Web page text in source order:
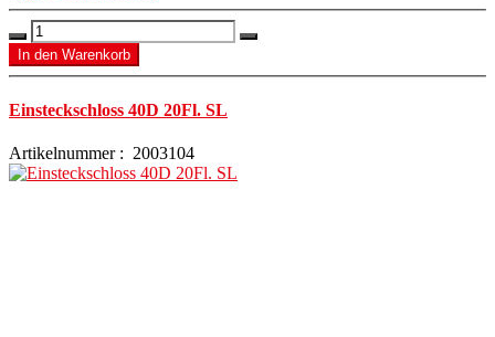
Einsteckschloss 40D 20Fl. SL
Artikelnummer : 2003104